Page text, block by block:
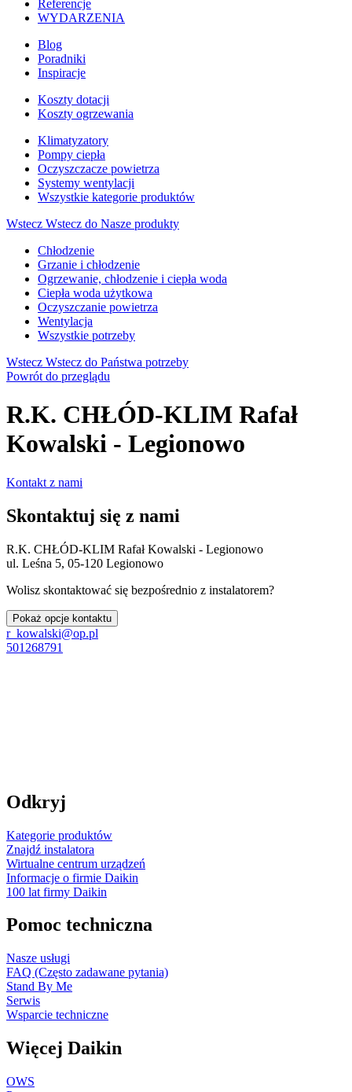
Referencje
WYDARZENIA
Blog
Poradniki
Inspiracje
Koszty dotacji
Koszty ogrzewania
Klimatyzatory
Pompy ciepła
Oczyszczacze powietrza
Systemy wentylacji
Wszystkie kategorie produktów
Wstecz Wstecz do Nasze produkty
Chłodzenie
Grzanie i chłodzenie
Ogrzewanie, chłodzenie i ciepła woda
Ciepła woda użytkowa
Oczyszczanie powietrza
Wentylacja
Wszystkie potrzeby
Wstecz Wstecz do Państwa potrzeby
Powrót do przeglądu
R.K. CHŁÓD-KLIM Rafał
Kowalski - Legionowo
Kontakt z nami
Skontaktuj się z nami
R.K. CHŁÓD-KLIM Rafał Kowalski - Legionowo
ul. Leśna 5, 05-120 Legionowo
Wolisz skontaktować się bezpośrednio z instalatorem?
Pokaż opcje kontaktu
r_kowalski@op.pl
501268791
Odkryj
Kategorie produktów
Znajdź instalatora
Wirtualne centrum urządzeń
Informacje o firmie Daikin
100 lat firmy Daikin
Pomoc techniczna
Nasze usługi
FAQ (Często zadawane pytania)
Stand By Me
Serwis
Wsparcie techniczne
Więcej Daikin
OWS